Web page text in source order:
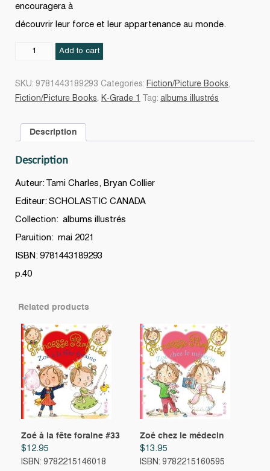
encouragera à
découvrir leur force et leur appartenance au monde.
Parce
Add to cart
SKU: 9781443189293 Categories: Fiction/Picture Books
Fiction/Picture Books
K-Grade 1 Tag: albums illustrés
Description
Description
Auteur: Tami Charles, Bryan Collier
Editeur: SCHOLASTIC CANADA
Collection: albums illustrés
Paruition: mai 2021
ISBN: 9781443189293
p.40
Related products
Zoé à la fête foraine #33
$12.95
ISBN: 9782215146018
Zoé chez le médecin
$13.95
ISBN: 9782215160595